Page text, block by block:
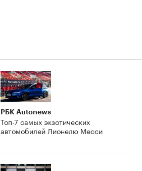
РБК Autonews
Топ-7 самых экзотических
автомобилей Лионелю Месси